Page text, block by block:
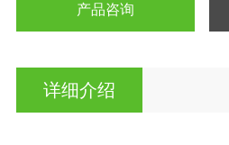
产品咨询
详细介绍